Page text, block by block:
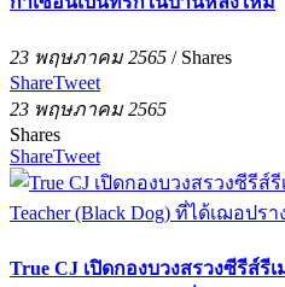
23 พฤษภาคม 2565 / Shares
ShareTweet
23 พฤษภาคม 2565
Shares
ShareTweet
True CJ เปิดกองบวงสรวงซีรีส์รี